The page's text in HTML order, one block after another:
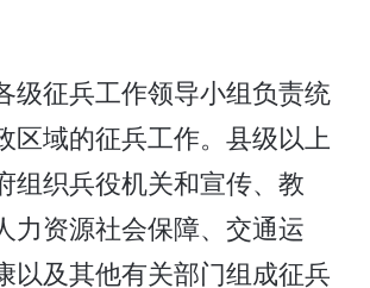
级征兵工作领导小组负责统
区域的征兵工作。县级以上
组织兵役机关和宣传、教
力资源社会保障、交通运
以及其他有关部门组成征兵